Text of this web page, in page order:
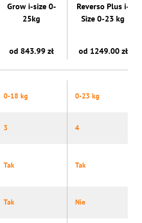
Grow i-size 0-
25kg
Reverso Plus i-
Size 0-23 kg
od 843.99 zł od 1249.00 zł
0-18 kg 0-23 kg
3 4
Tak Tak
Tak Nie